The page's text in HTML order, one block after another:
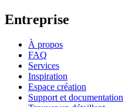
Entreprise
À propos
FAQ
Services
Inspiration
Espace création
Support et documentation